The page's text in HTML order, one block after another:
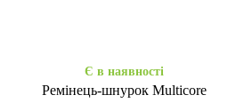
Є в наявності
Ремінець-шнурок Multicore